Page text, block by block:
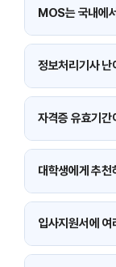
큽니다.
MOS는 국내에
국제 자격증이
정보처리기사 난
프로그래밍 기
입니다.
자격증 유효기간
MOS는 만료가
습니다.
대학생에게 추
컴활 2급
입사지원서에 여
네. 관련 분야 자